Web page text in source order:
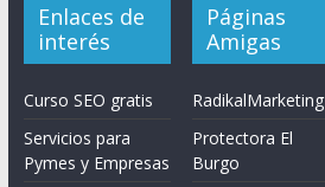
Enlaces de
interés
Curso SEO gratis
Servicios para
Pymes y Empresas
Páginas
Amigas
RadikalMarketing
Protectora El
Burgo